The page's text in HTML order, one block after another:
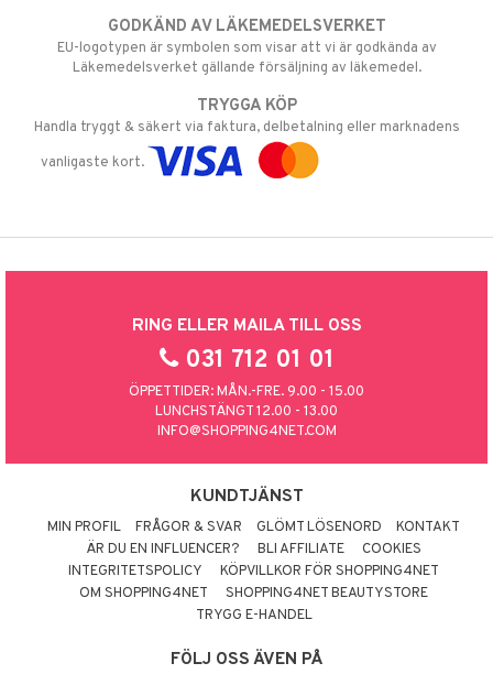
GODKÄND AV LÄKEMEDELSVERKET
EU-logotypen är symbolen som visar att vi är godkända av
Läkemedelsverket gällande försäljning av läkemedel.
TRYGGA KÖP
Handla tryggt & säkert via faktura, delbetalning eller marknadens
vanligaste kort.
RING ELLER MAILA TILL OSS
031 712 01 01
ÖPPETTIDER: MÅN.-FRE. 9.00 - 15.00
LUNCHSTÄNGT 12.00 - 13.00
INFO@SHOPPING4NET.COM
KUNDTJÄNST
MIN PROFIL FRÅGOR & SVAR GLÖMT LÖSENORD
KONTAKT
ÄR DU EN INFLUENCER?
BLI AFFILIATE
COOKIES
INTEGRITETSPOLICY
KÖPVILLKOR FÖR SHOPPING4NET
OM SHOPPING4NET
SHOPPING4NET BEAUTYSTORE
TRYGG E-HANDEL
FÖLJ OSS ÄVEN PÅ